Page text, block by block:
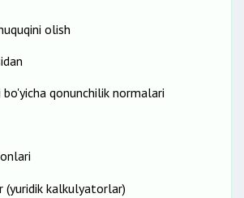
olish
qonunchilik normalari
(yuridik kalkulyatorlar)